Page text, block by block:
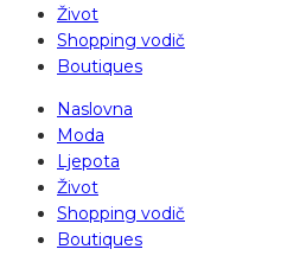
Život
Shopping vodič
Boutiques
Naslovna
Moda
Ljepota
Život
Shopping vodič
Boutiques